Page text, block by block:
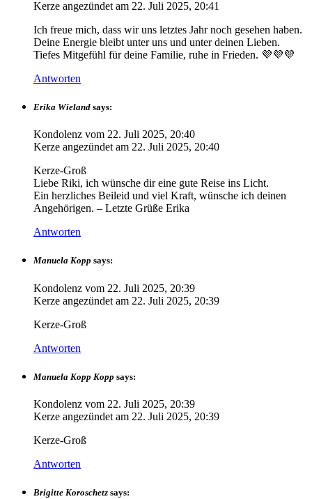
Kerze angezündet am 22. Juli 2025, 20:41
Ich freue mich, dass wir uns letztes Jahr noch gesehen haben.
Deine Energie bleibt unter uns und unter deinen Lieben.
Tiefes Mitgefühl für deine Familie, ruhe in Frieden. 💜💜💜
Antworten
Erika Wieland says:
Kondolenz vom 22. Juli 2025, 20:40
Kerze angezündet am 22. Juli 2025, 20:40
Kerze-Groß
Liebe Riki, ich wünsche dir eine gute Reise ins Licht.
Ein herzliches Beileid und viel Kraft, wünsche ich deinen
Angehörigen. – Letzte Grüße Erika
Antworten
Manuela Kopp says:
Kondolenz vom 22. Juli 2025, 20:39
Kerze angezündet am 22. Juli 2025, 20:39
Kerze-Groß
Antworten
Manuela Kopp Kopp says:
Kondolenz vom 22. Juli 2025, 20:39
Kerze angezündet am 22. Juli 2025, 20:39
Kerze-Groß
Antworten
Brigitte Koroschetz says: